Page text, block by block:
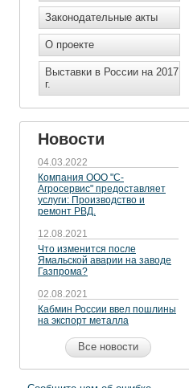
Законодательные акты
О проекте
Выставки в России на 2017
г.
Новости
04.03.2022
Компания ООО "С-
Агросервис" предоставляет
услуги: Производство и
ремонт РВД.
12.08.2021
Что изменится после
Ямальской аварии на заводе
Газпрома?
02.08.2021
Кабмин России ввел пошлины
на экспорт металла
Все новости